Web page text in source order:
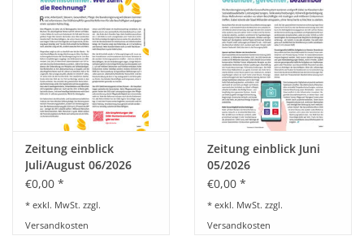
HANDWERK
1. MAI
TARIFWENDE
INITIATIVE „MENSCH“
GEWERKSCHAFTEN FÜR DEN
FRIEDEN
Zeitung einblick
Juli/August 06/2026
€0,00 *
* exkl. MwSt. zzgl.
Versandkosten
Zeitung einblick Juni
05/2026
€0,00 *
* exkl. MwSt. zzgl.
Versandkosten